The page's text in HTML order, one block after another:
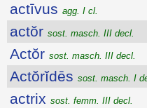
actīvus agg. I cl.
actŏr sost. masch. III decl.
Actŏr sost. masch. III decl.
Actŏrĭdēs sost. masch. I
actrix sost. femm. III decl.